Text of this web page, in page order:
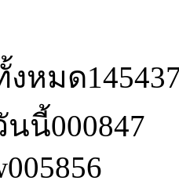
งหมด
นนี้000847
005856